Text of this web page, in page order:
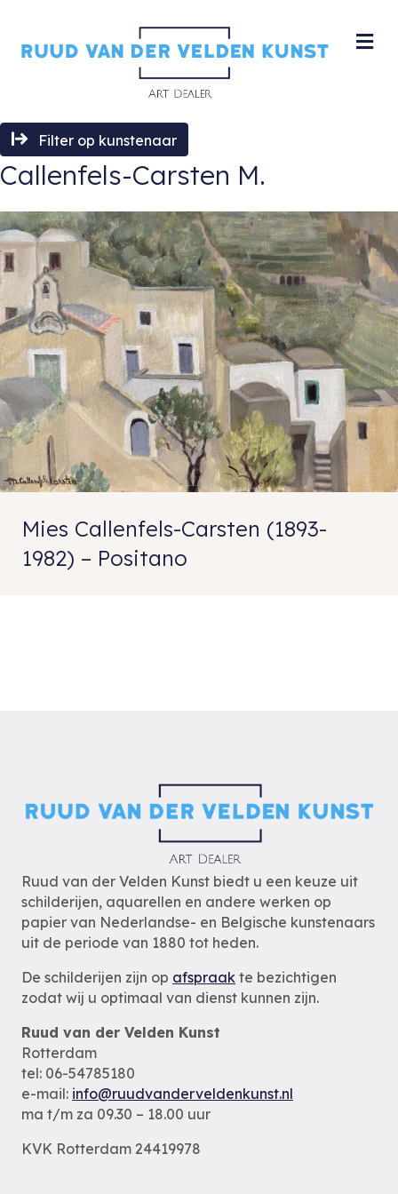
Filter op kunstenaar
Callenfels-Carsten M.
Mies Callenfels-Carsten (1893-
1982) – Positano
Ruud van der Velden Kunst biedt u een keuze uit
schilderijen, aquarellen en andere werken op
papier van Nederlandse- en Belgische kunstenaars
uit de periode van 1880 tot heden.
De schilderijen zijn op afspraak te bezichtigen
zodat wij u optimaal van dienst kunnen zijn.
Ruud van der Velden Kunst
Rotterdam
tel: 06-54785180
e-mail: info@ruudvanderveldenkunst.nl
ma t/m za 09.30 – 18.00 uur
KVK Rotterdam 24419978